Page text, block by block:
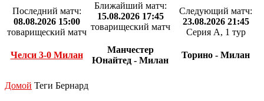
Последний матч:
08.08.2026 15:00
товарищеский матч
Челси 3-0 Милан
Ближайший матч:
15.08.2026 17:45
товарищеский матч
Манчестер
Юнайтед - Милан
Следующий матч:
23.08.2026 21:45
Серия А, 1 тур
Торино - Милан
Домой Теги Бернард